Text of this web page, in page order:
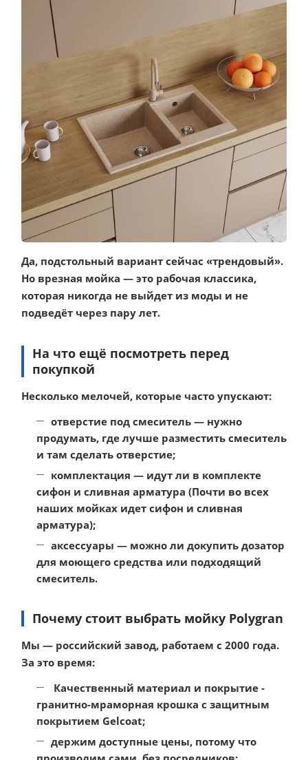
Да, подстольный вариант сейчас «трендовый».
Но врезная мойка — это рабочая классика,
которая никогда не выйдет из моды и не
подведёт через пару лет.
На что ещё посмотреть перед
покупкой
Несколько мелочей, которые часто упускают:
отверстие под смеситель — нужно
продумать, где лучше разместить смеситель
и там сделать отверстие;
комплектация — идут ли в комплекте
сифон и сливная арматура (Почти во всех
наших мойках идет сифон и сливная
арматура);
аксессуары — можно ли докупить дозатор
для моющего средства или подходящий
смеситель.
Почему стоит выбрать мойку Polygran
Мы — российский завод, работаем с 2000 года.
За это время:
Качественный материал и покрытие -
гранитно-мраморная крошка с защитным
покрытием Gelcoat;
держим доступные цены, потому что